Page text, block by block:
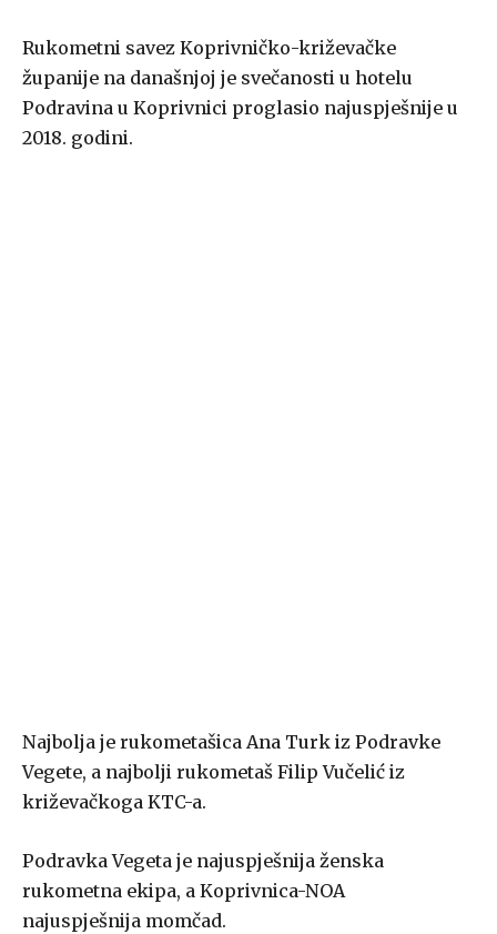
Rukometni savez Koprivničko-križevačke
županije na današnjoj je svečanosti u hotelu
Podravina u Koprivnici proglasio najuspješnije u
2018. godini.
Najbolja je rukometašica Ana Turk iz Podravke
Vegete, a najbolji rukometaš Filip Vučelić iz
križevačkoga KTC-a.
Podravka Vegeta je najuspješnija ženska
rukometna ekipa, a Koprivnica-NOA
najuspješnija momčad.